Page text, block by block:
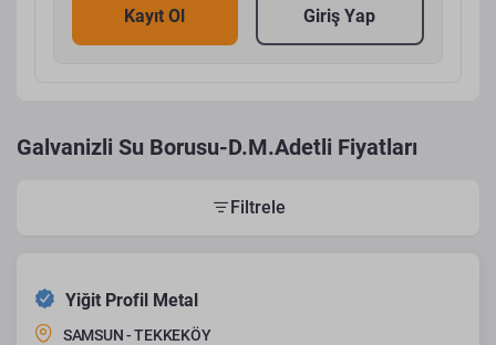
Kayıt Ol Giriş Yap
Galvanizli Su Borusu-D.M.Adetli Fiyatları
Filtrele
Yiğit Profil Metal
SAMSUN - TEKKEKÖY